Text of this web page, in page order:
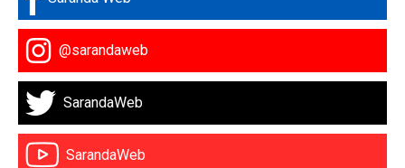
@sarandaweb
SarandaWeb
SarandaWeb